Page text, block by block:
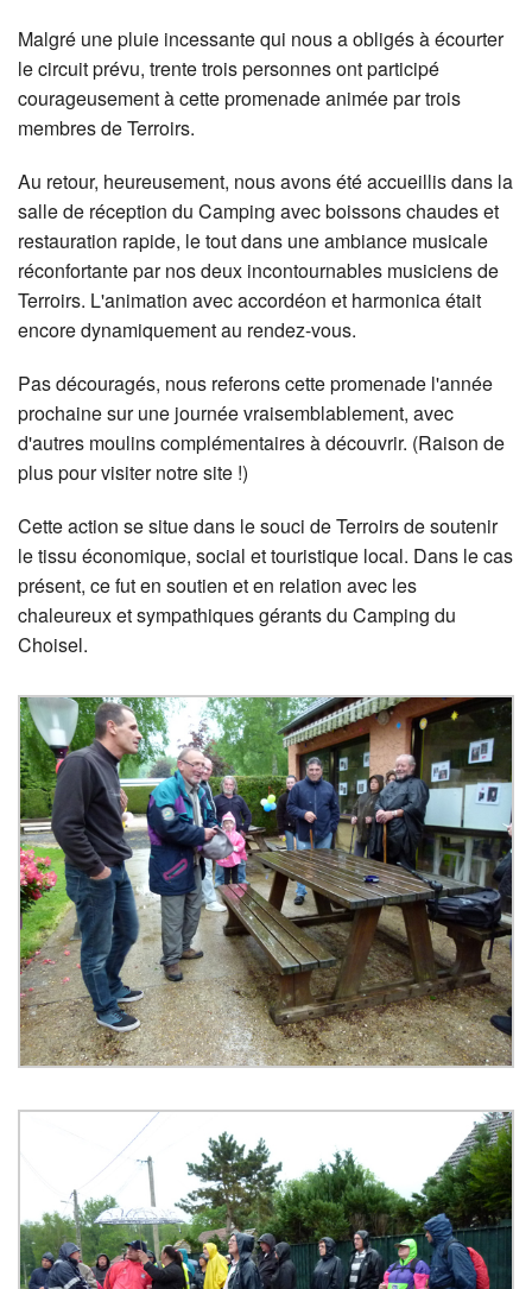
Malgré une pluie incessante qui nous a obligés à écourter
le circuit prévu, trente trois personnes ont participé
courageusement à cette promenade animée par trois
membres de Terroirs.
Au retour, heureusement, nous avons été accueillis dans la
salle de réception du Camping avec boissons chaudes et
restauration rapide, le tout dans une ambiance musicale
réconfortante par nos deux incontournables musiciens de
Terroirs. L'animation avec accordéon et harmonica était
encore dynamiquement au rendez-vous.
Pas découragés, nous referons cette promenade l'année
prochaine sur une journée vraisemblablement, avec
d'autres moulins complémentaires à découvrir. (Raison de
plus pour visiter notre site !)
Cette action se situe dans le souci de Terroirs de soutenir
le tissu économique, social et touristique local. Dans le cas
présent, ce fut en soutien et en relation avec les
chaleureux et sympathiques gérants du Camping du
Choisel.